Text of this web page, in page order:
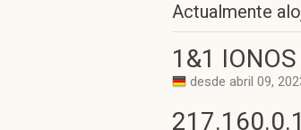
Actualmente
1&1 IONOS
desde abril 09,